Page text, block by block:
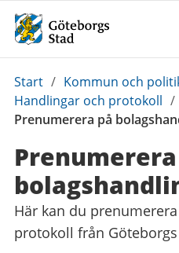
Du
är
här:
Start / Kommun och
Handlingar och protokoll /
Prenumerera på
Här kan du
protokoll från